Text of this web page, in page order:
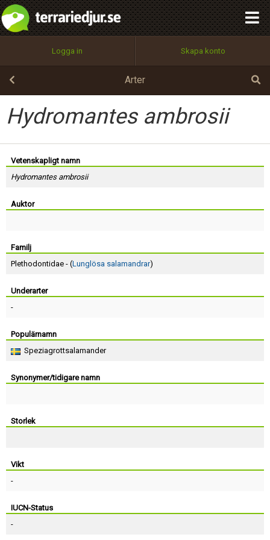
Logga in Skapa konto
Arter
Hydromantes ambrosii
Vetenskapligt namn
Hydromantes ambrosii
Auktor
Familj
Plethodontidae - (Lunglösa salamandrar)
Underarter
-
Populärnamn
Speziagrottsalamander
Synonymer/tidigare namn
Storlek
Vikt
-
IUCN-Status
-
Utför
100%
OK
integritetspolicy
Namn:
Epost:
Användarnamn:
Lösenord:
Terms of Service
Skapa konto
Begär nytt lösenord
Tillbaka till förstasidan